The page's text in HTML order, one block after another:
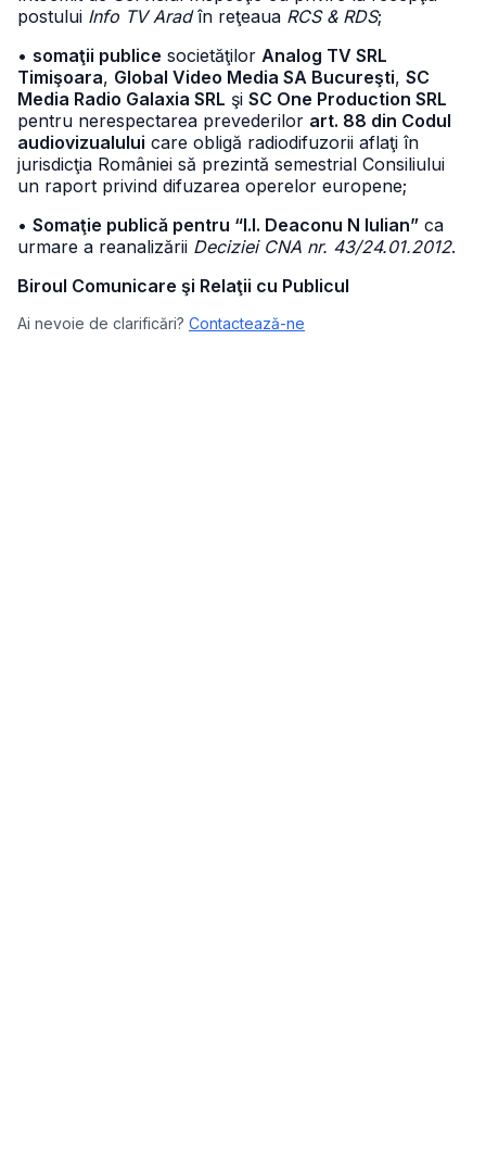
postului Info TV Aradîn reţeaua RCS & RDS;
• somaţii publice societăţilor Analog TV SRL
Timişoara, Global Video Media SA Bucureşti, SC
Media Radio Galaxia SRL şi SC One Production SRL
pentru nerespectarea prevederilor art. 88 din Codul
audiovizualului care obligă radiodifuzorii aflaţi în
jurisdicţia României să prezintă semestrial Consiliului
un raport privind difuzarea operelor europene;
• Somaţie publică pentru “I.I. Deaconu N Iulian” ca
urmare a reanalizării Deciziei CNA nr. 43/24.01.2012.
Biroul Comunicare şi Relaţii cu Publicul
Ai nevoie de clarificări? Contactează-ne